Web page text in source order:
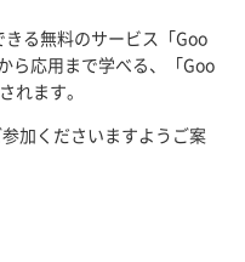
る無料のサービス「Goo
ら応用まで学べる、「Goo
ます。
加くださいますようご案